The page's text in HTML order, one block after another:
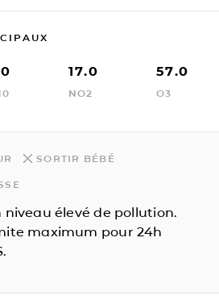
17.0
NO2
57.0
O3
SORTIR BÉBÉ
élevé de pollution.
maximum pour 24h